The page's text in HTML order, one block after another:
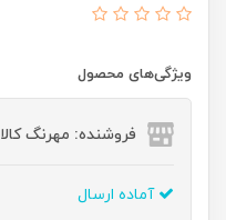
ویژگی‌های محصول
فروشنده: مهرنگ کالا
آماده ارسال